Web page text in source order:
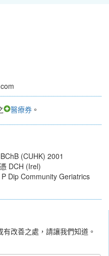
醫療券 。
(CUHK) 2001
DCH (Irel)
Dip Community Geriatrics
改善之處，請讓我們知道。